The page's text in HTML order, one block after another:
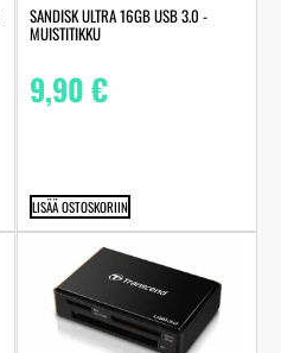
SANDISK ULTRA 16GB USB 3.0 -
MUISTITIKKU
9,90€
LISÄÄ OSTOSKORIIN